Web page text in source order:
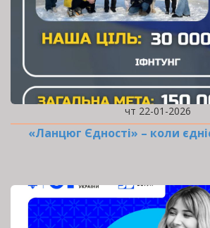
чт 22-01-2026
«Ланцюг Єдності» – коли